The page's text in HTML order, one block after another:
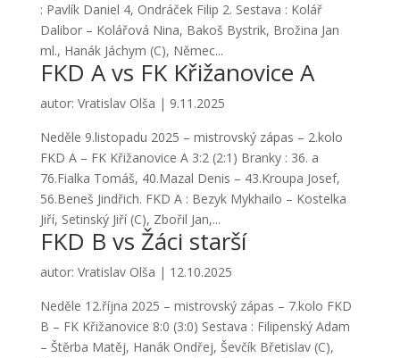
: Pavlík Daniel 4, Ondráček Filip 2. Sestava : Kolář
Dalibor – Kolářová Nina, Bakoš Bystrik, Brožina Jan
ml., Hanák Jáchym (C), Němec...
FKD A vs FK Křižanovice A
autor: Vratislav Olša | 9.11.2025
Neděle 9.listopadu 2025 – mistrovský zápas – 2.kolo
FKD A – FK Křižanovice A 3:2 (2:1) Branky : 36. a
76.Fialka Tomáš, 40.Mazal Denis – 43.Kroupa Josef,
56.Beneš Jindřich. FKD A : Bezyk Mykhailo – Kostelka
Jiří, Setinský Jiří (C), Zbořil Jan,...
FKD B vs Žáci starší
autor: Vratislav Olša | 12.10.2025
Neděle 12.října 2025 – mistrovský zápas – 7.kolo FKD
B – FK Křižanovice 8:0 (3:0) Sestava : Filipenský Adam
– Štěrba Matěj, Hanák Ondřej, Ševčík Břetislav (C),